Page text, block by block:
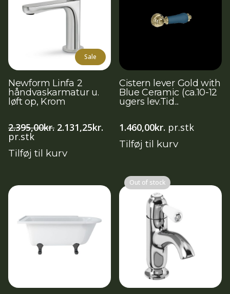
Sale
Newform Linfa 2
håndvaskarmatur u.
løft op, Krom
2.395,00kr. Den
oprindelige
var:
2.131,25kr. Den
pris
pr.stk
Tilføj til kurv
Cistern lever Gold with
Blue Ceramic (ca.10-12
ugers lev.Tid...
1.460,00kr. pr.stk
Tilføj til kurv
Out of stock